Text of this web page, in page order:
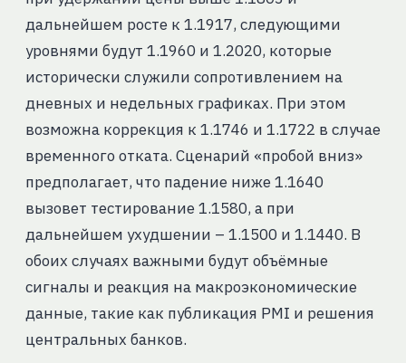
дальнейшем росте к 1.1917, следующими
уровнями будут 1.1960 и 1.2020, которые
исторически служили сопротивлением на
дневных и недельных графиках. При этом
возможна коррекция к 1.1746 и 1.1722 в случае
временного отката. Сценарий «пробой вниз»
предполагает, что падение ниже 1.1640
вызовет тестирование 1.1580, а при
дальнейшем ухудшении – 1.1500 и 1.1440. В
обоих случаях важными будут объёмные
сигналы и реакция на макроэкономические
данные, такие как публикация PMI и решения
центральных банков.